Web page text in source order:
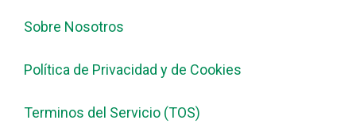
Sobre Nosotros
Política de Privacidad y de Cookies
Terminos del Servicio (TOS)